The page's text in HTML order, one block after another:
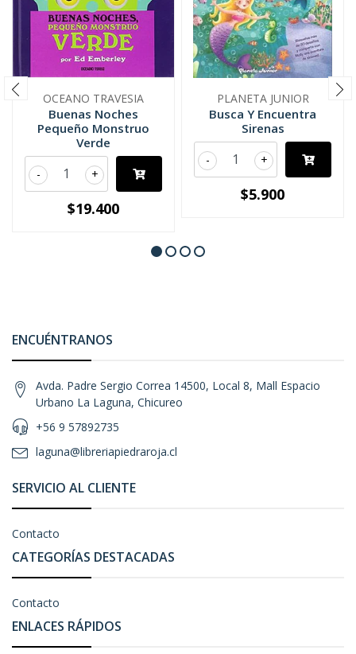
OCEANO TRAVESIA
Buenas Noches
Pequeño Monstruo
Verde
+
-
$19.400
PLANETA JUNIOR
Busca Y Encuentra
Sirenas
+
-
$5.900
ENCUÉNTRANOS
Avda. Padre Sergio Correa 14500, Local 8, Mall Espacio
Urbano La Laguna, Chicureo
+56 9 57892735
laguna@libreriapiedraroja.cl
SERVICIO AL CLIENTE
Contacto
CATEGORÍAS DESTACADAS
Contacto
ENLACES RÁPIDOS